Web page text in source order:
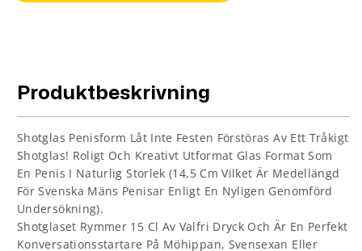
Produktbeskrivning
Shotglas Penisform Låt Inte Festen Förstöras Av Ett Tråkigt
Shotglas! Roligt Och Kreativt Utformat Glas Format Som
En Penis I Naturlig Storlek (14,5 Cm Vilket Är Medellängd
För Svenska Mäns Penisar Enligt En Nyligen Genomförd
Undersökning).
Shotglaset Rymmer 15 Cl Av Valfri Dryck Och Är En Perfekt
Konversationsstartare På Möhippan, Svensexan Eller